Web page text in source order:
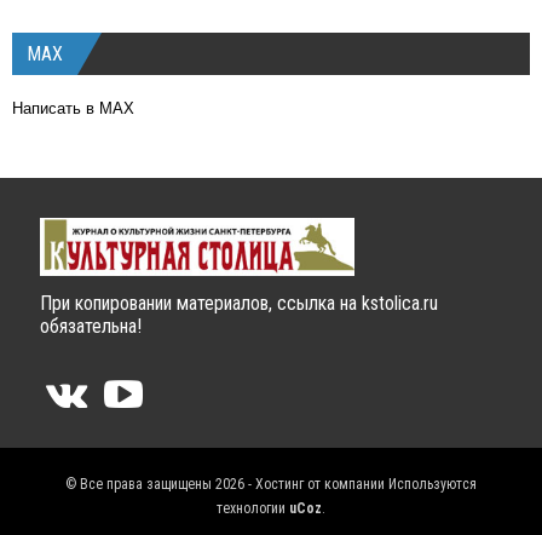
MAX
Написать в MAX
При копировании материалов, ссылка на kstolica.ru
обязательна!
© Все права защищены 2026 - Хостинг от компании Используются
технологии uCoz.